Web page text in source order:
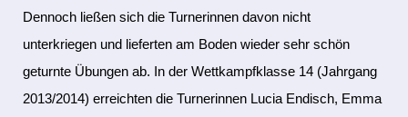
Dennoch ließen sich die Turnerinnen davon nicht
unterkriegen und lieferten am Boden wieder sehr schön
geturnte Übungen ab. In der Wettkampfklasse 14 (Jahrgang
2013/2014) erreichten die Turnerinnen Lucia Endisch, Emma